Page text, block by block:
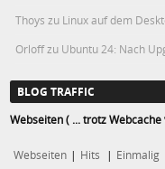
Thoys zu Linux auf dem
Orloffzu Ubuntu 24: Nach
BLOG TRAFFIC
Webseiten ( ... trotz
Webseiten | Hits | Einmalig